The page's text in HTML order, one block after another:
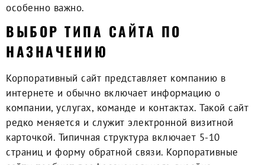
особенно важно.
ВЫБОР ТИПА САЙТА ПО
НАЗНАЧЕНИЮ
Корпоративный сайт представляет компанию в
интернете и обычно включает информацию о
компании, услугах, команде и контактах. Такой сайт
редко меняется и служит электронной визитной
карточкой. Типичная структура включает 5-10
страниц и форму обратной связи. Корпоративные